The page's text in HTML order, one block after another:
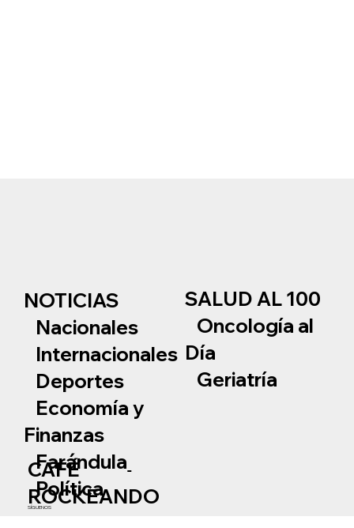
NOTICIAS
Nacionales
Internacionales
Deportes
Economía y
Finanzas
Farándula
Política
SALUD AL 100
Oncología al
Día
Geriatría
SÍGUENOS
CAFÉ
ROCKEANDO